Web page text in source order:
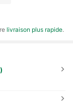
livraison plus rapide.